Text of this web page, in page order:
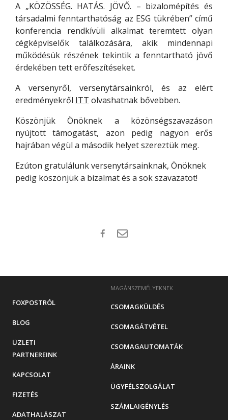
A „KÖZÖSSÉG. HATÁS. JÖVŐ. – bizalomépítés és
társadalmi fenntarthatóság az ESG tükrében” című
konferencia rendkívüli alkalmat teremtett olyan
cégképviselők találkozására, akik mindennapi
működésük részének tekintik a fenntartható jövő
érdekében tett erőfeszítéseket.
A versenyről, versenytársainkról, és az elért
eredményekről ITT olvashatnak bővebben.
Köszönjük Önöknek a közönségszavazáson
nyújtott támogatást, azon pedig nagyon erős
hajrában végül a második helyet szereztük meg.
Ezúton gratulálunk versenytársainknak, Önöknek
pedig köszönjük a bizalmat és a sok szavazatot!
MAGÁNSZEMÉLYEKNEK
CSOMAGKÜLDÉS
CSOMAGÁTVÉTEL
CSOMAGAUTOMATÁK
ÁRAINK
ÜGYFÉLSZOLGÁLAT
SZÁMLAIGÉNYLÉS
FOXPOSTRÓL
BLOG
ÜZLETI
PARTNEREINK
KAPCSOLAT
FIZETÉS
ADATHALÁSZAT